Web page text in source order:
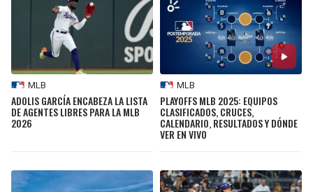
MLB
ADOLIS GARCÍA ENCABEZA LA LISTA
DE AGENTES LIBRES PARA LA MLB
2026
MLB
PLAYOFFS MLB 2025: EQUIPOS
CLASIFICADOS, CRUCES,
CALENDARIO, RESULTADOS Y DÓNDE
VER EN VIVO